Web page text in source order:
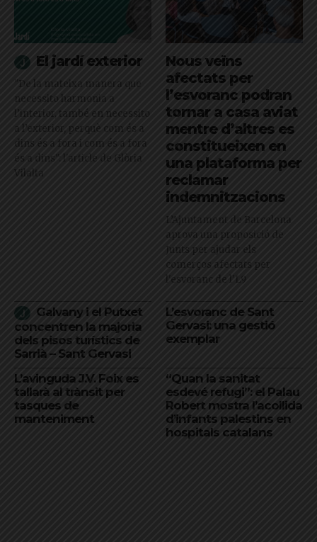
El jardí exterior
"De la mateixa manera que
necessito harmonia a
l’interior, també en necessito
a l’exterior, perquè com és a
dins és a fora i com és a fora
és a dins": l'article de Glòria
Vilalta
Nous veïns
afectats per
l’esvoranc podran
tornar a casa aviat
mentre d’altres es
constitueixen en
una plataforma per
reclamar
indemnitzacions
L’Ajuntament de Barcelona
aprova una proposició de
Junts per ajudar els
comerços afectats per
l'esvoranc de l'L9
Galvany i el Putxet
concentren la majoria
dels pisos turístics de
Sarrià – Sant Gervasi
L’esvoranc de Sant
Gervasi: una gestió
exemplar
L’avinguda J.V. Foix es
tallarà al trànsit per
tasques de
manteniment
“Quan la sanitat
esdevé refugi”: el Palau
Robert mostra l’acollida
d’infants palestins en
hospitals catalans